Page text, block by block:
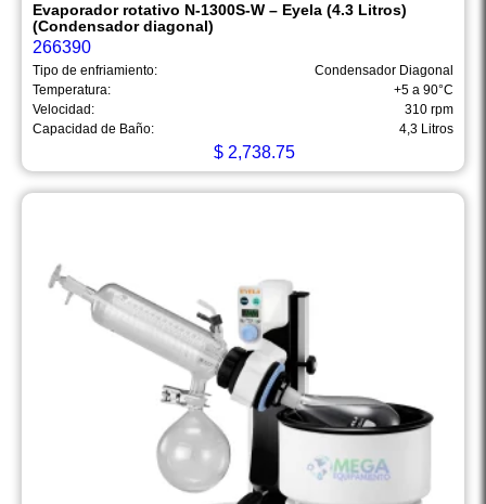
Evaporador rotativo N-1300S-W – Eyela (4.3 Litros)
(Condensador diagonal)
266390
Tipo de enfriamiento:
Condensador Diagonal
Temperatura:
+5 a 90°C
Velocidad:
310 rpm
Capacidad de Baño:
4,3 Litros
$2,738.75